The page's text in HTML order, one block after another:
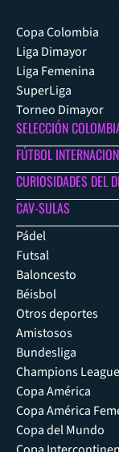
Copa Colombia
Liga Dimayor
Liga Femenina
SuperLiga
Torneo Dimayor
SELECCIÓN
FÚTBOL
CURIOSIDADES DEL
CAV-SULAS
Pádel
Futsal
Baloncesto
Béisbol
Otros deportes
Amistosos
Bundesliga
Champions League
Copa América
Copa América
Copa del Mundo